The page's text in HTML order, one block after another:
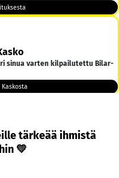
sinua varten kilpailutettu Bilar-
yli 6000€ hintaisiin autoihin
tärkeää ihmistä
💛